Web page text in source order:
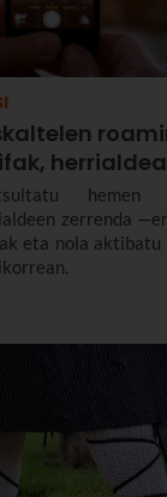
hemen
zerrenda
eta nola aktibatu